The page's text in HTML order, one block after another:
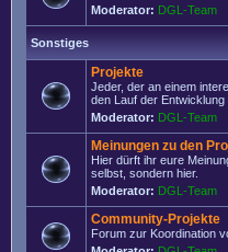
Moderator: DGL-Team
Sonstiges
Projekte
Jeder, der an einem
den Lauf der Entwicklung
Moderator: DGL-Team
Meinungen zu den
Hier dürft ihr eure
selbst, sondern hier.
Moderator: DGL-Team
Community-Projekte
Forum zur Koordination